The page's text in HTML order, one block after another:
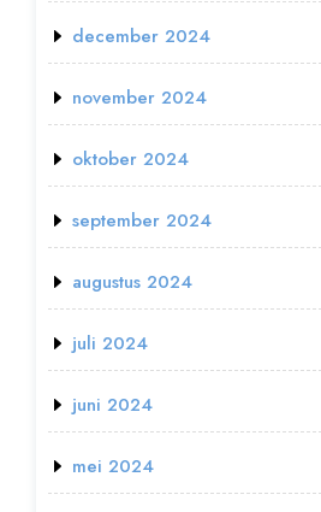
december 2024
november 2024
oktober 2024
september 2024
augustus 2024
juli 2024
juni 2024
mei 2024